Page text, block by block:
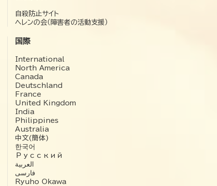
自殺防止サイト
ヘレンの会（障害者の活動支援）
国際
International
North America
Canada
Deutschland
France
United Kingdom
India
Philippines
Australia
中文(簡体)
한국어
Русский
العربية‏
فارسی
Ryuho Okawa